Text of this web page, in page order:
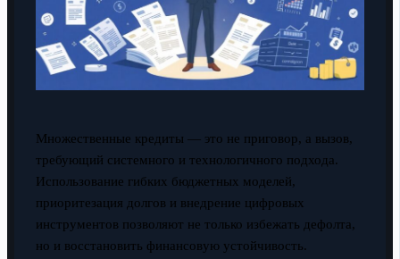
Множественные кредиты — это не приговор, а вызов,
требующий системного и технологичного подхода.
Использование гибких бюджетных моделей,
приоритезация долгов и внедрение цифровых
инструментов позволяют не только избежать дефолта,
но и восстановить финансовую устойчивость.